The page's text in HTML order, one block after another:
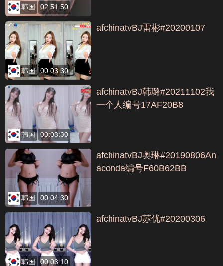
韩国 02:51:50
韩国 00:03:30
afchinatvBJ雷彬#20200107
韩国 00:03:30
afchinatvBJ韩璐#20211102我
一个人编号17AF20B8
韩国 00:04:30
afchinatvBJ奥琳#20190806An
aconda编号F60B62BB
韩国 00:03:10
afchinatvBJ苏优#20200306